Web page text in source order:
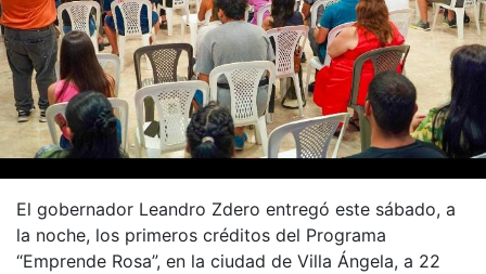
El gobernador Leandro Zdero entregó este sábado, a
la noche, los primeros créditos del Programa
“Emprende Rosa”, en la ciudad de Villa Ángela, a 22